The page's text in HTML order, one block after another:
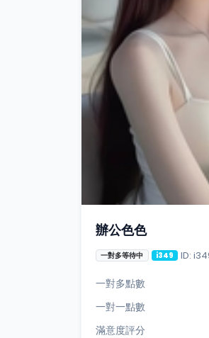
辦公色色
一對多等待中 i349 ID:
一對多點數
一對一點數
滿意度評分